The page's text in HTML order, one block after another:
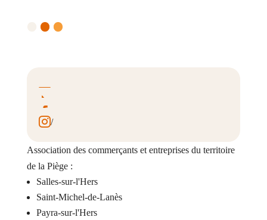
06 29 94 10 01



/
Association des commerçants et entreprises du territoire
de la Piège :
Salles-sur-l'Hers
Saint-Michel-de-Lanès
Payra-sur-l'Hers